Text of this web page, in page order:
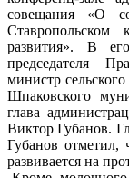
совещания «О
Ставропольском
развития». В
председателя
министр
Шпаковского
глава
Виктор Губанов.
Губанов
развивается на